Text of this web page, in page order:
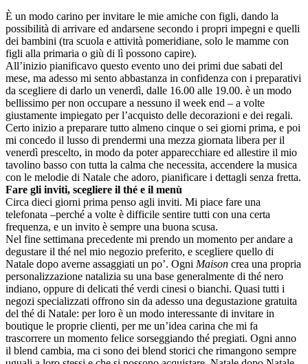
È un modo carino per invitare le mie amiche con figli, dando la
possibilità di arrivare ed andarsene secondo i propri impegni e quelli
dei bambini (tra scuola e attività pomeridiane, solo le mamme con
figli alla primaria o giù di lì possono capire).
All’inizio pianificavo questo evento uno dei primi due sabati del
mese, ma adesso mi sento abbastanza in confidenza con i preparativi
da scegliere di darlo un venerdì, dalle 16.00 alle 19.00. è un modo
bellissimo per non occupare a nessuno il week end – a volte
giustamente impiegato per l’acquisto delle decorazioni e dei regali.
Certo inizio a preparare tutto almeno cinque o sei giorni prima, e poi
mi concedo il lusso di prendermi una mezza giornata libera per il
venerdì prescelto, in modo da poter apparecchiare ed allestire il mio
tavolino basso con tutta la calma che necessita, accendere la musica
con le melodie di Natale che adoro, pianificare i dettagli senza fretta.
Fare gli inviti, scegliere il thé e il menù
Circa dieci giorni prima penso agli inviti. Mi piace fare una
telefonata –perché a volte è difficile sentire tutti con una certa
frequenza, e un invito è sempre una buona scusa.
Nel fine settimana precedente mi prendo un momento per andare a
degustare il thé nel mio negozio preferito, e scegliere quello di
Natale dopo averne assaggiati un po’. Ogni Maison crea una propria
personalizzazione natalizia su una base generalmente di thé nero
indiano, oppure di delicati thé verdi cinesi o bianchi. Quasi tutti i
negozi specializzati offrono sin da adesso una degustazione gratuita
del thé di Natale: per loro è un modo interessante di invitare in
boutique le proprie clienti, per me un’idea carina che mi fa
trascorrere un momento felice sorseggiando thé pregiati. Ogni anno
il blend cambia, ma ci sono dei blend storici che rimangono sempre